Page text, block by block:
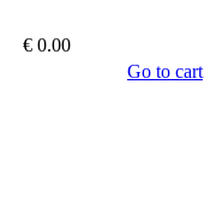
€ 0.00
Go to cart